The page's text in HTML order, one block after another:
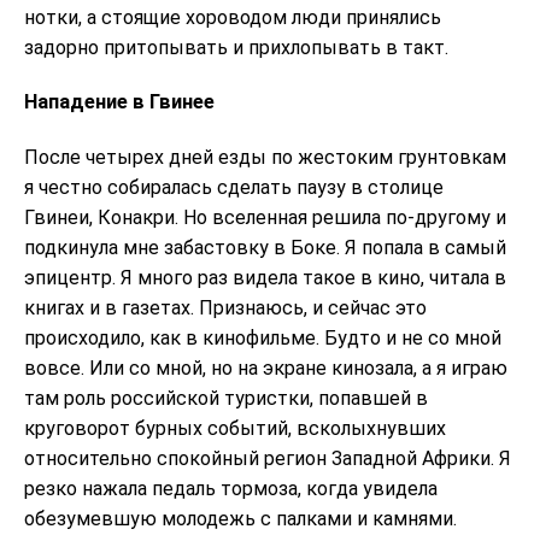
нотки, а стоящие хороводом люди принялись
задорно притопывать и прихлопывать в такт.
Нападение в Гвинее
После четырех дней езды по жестоким грунтовкам
я честно собиралась сделать паузу в столице
Гвинеи, Конакри. Но вселенная решила по-другому и
подкинула мне забастовку в Боке. Я попала в самый
эпицентр. Я много раз видела такое в кино, читала в
книгах и в газетах. Признаюсь, и сейчас это
происходило, как в кинофильме. Будто и не со мной
вовсе. Или со мной, но на экране кинозала, а я играю
там роль российской туристки, попавшей в
круговорот бурных событий, всколыхнувших
относительно спокойный регион Западной Африки. Я
резко нажала педаль тормоза, когда увидела
обезумевшую молодежь с палками и камнями.